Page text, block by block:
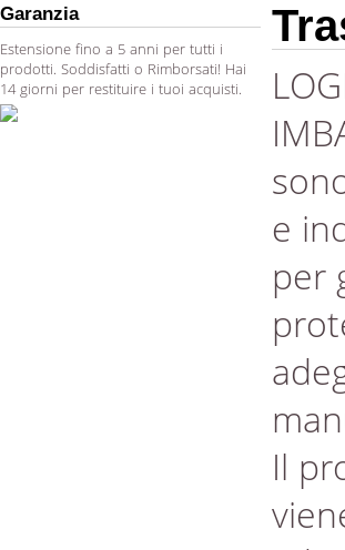
Garanzia
Estensione fino a 5 anni per tutti i
prodotti. Soddisfatti o Rimborsati! Hai
14 giorni per restituire i tuoi acquisti.
e
per
Il